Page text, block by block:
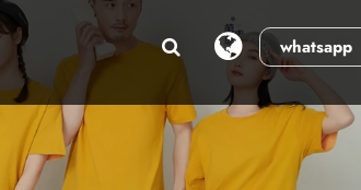
whatsapp